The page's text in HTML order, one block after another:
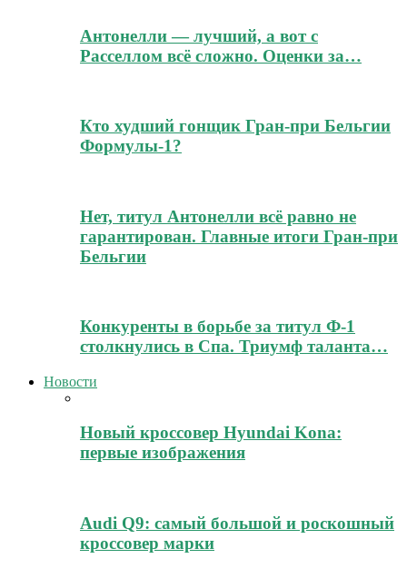
Антонелли — лучший, а вот с
Расселлом всё сложно. Оценки за…
Кто худший гонщик Гран-при Бельгии
Формулы-1?
Нет, титул Антонелли всё равно не
гарантирован. Главные итоги Гран-при
Бельгии
Конкуренты в борьбе за титул Ф-1
столкнулись в Спа. Триумф таланта…
Новости
Новый кроссовер Hyundai Kona:
первые изображения
Audi Q9: самый большой и роскошный
кроссовер марки